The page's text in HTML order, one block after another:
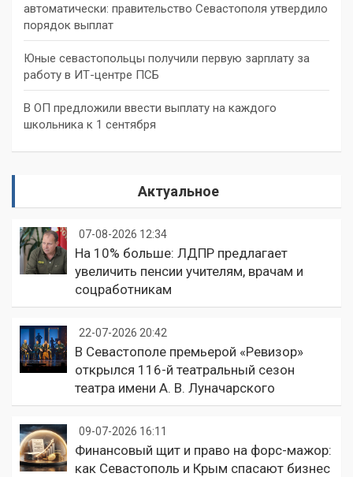
автоматически: правительство Севастополя утвердило
порядок выплат
Юные севастопольцы получили первую зарплату за
работу в ИТ-центре ПСБ
В ОП предложили ввести выплату на каждого
школьника к 1 сентября
Актуальное
07-08-2026 12:34
На 10% больше: ЛДПР предлагает
увеличить пенсии учителям, врачам и
соцработникам
22-07-2026 20:42
В Севастополе премьерой «Ревизор»
открылся 116-й театральный сезон
театра имени А. В. Луначарского
09-07-2026 16:11
Финансовый щит и право на форс-мажор:
как Севастополь и Крым спасают бизнес